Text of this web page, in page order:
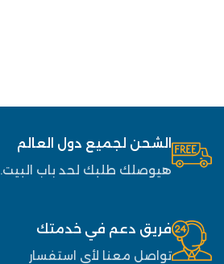
الشحن لجميع دول العالم
هيوصلك طلبك لحد باب البيت.
فريق دعم في خدمتك
تواصل معنا لأي استفسار